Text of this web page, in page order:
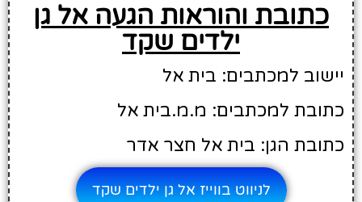
כתובת והוראות הגעה אל גן
ילדים שקד
יישוב למכתבים: בית אל
כתובת למכתבים: מ.מ.בית אל
כתובת הגן: בית אל חצר אדר
לניווט בווייז אל גן ילדים שקד